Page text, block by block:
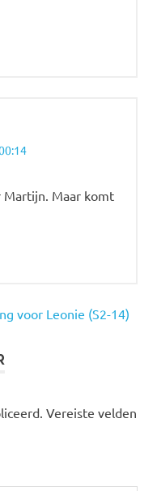
Martijn. Maar komt
voor Leonie (S2-14)
Vereiste velden